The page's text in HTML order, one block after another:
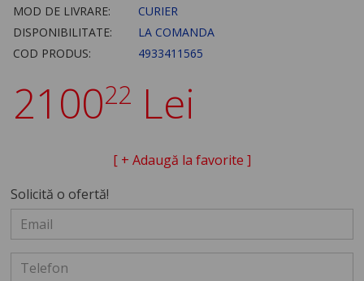
MOD DE LIVRARE:
CURIER
DISPONIBILITATE:
LA COMANDA
COD PRODUS:
4933411565
210022 Lei
[ + Adaugă la favorite ]
Solicită o ofertă!